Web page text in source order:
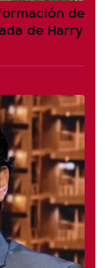
de
de Harry